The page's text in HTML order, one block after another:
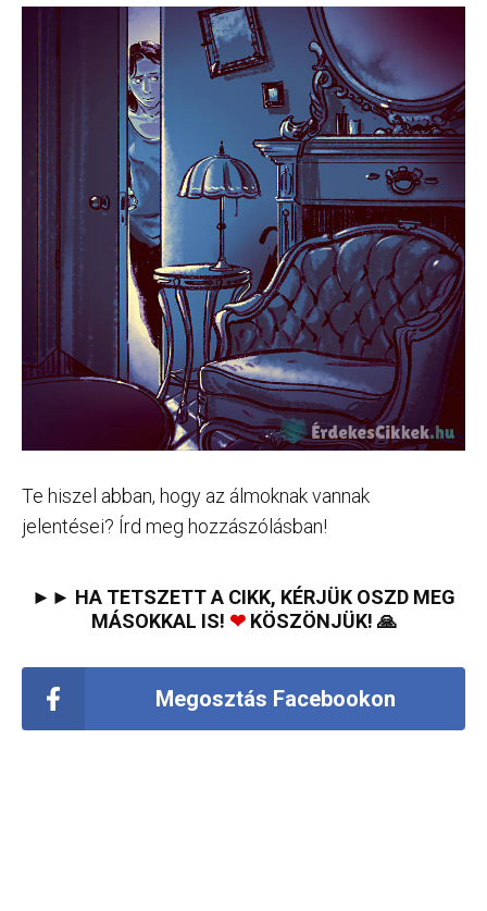
Te hiszel abban, hogy az álmoknak vannak
jelentései? Írd meg hozzászólásban!
►► HA TETSZETT A CIKK, KÉRJÜK OSZD MEG
MÁSOKKAL IS! ❤KÖSZÖNJÜK! 🙏
Megosztás Facebookon